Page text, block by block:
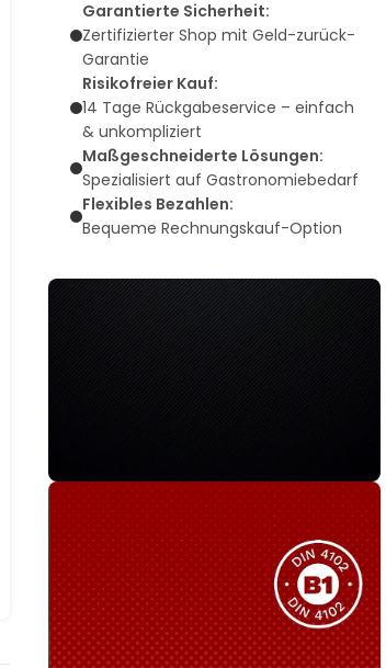
Garantierte Sicherheit:
Zertifizierter Shop mit Geld-zurück-
Garantie
Risikofreier Kauf:
14 Tage Rückgabeservice – einfach
& unkompliziert
Maßgeschneiderte Lösungen:
Spezialisiert auf Gastronomiebedarf
Flexibles Bezahlen:
Bequeme Rechnungskauf-Option
Sie haben nicht das passende
Produkt gefunden?
Wir helfen Ihnen gerne weiter!